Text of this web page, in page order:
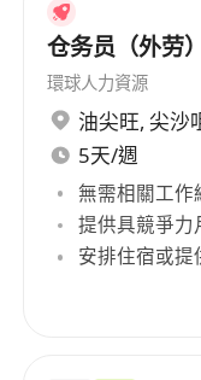
仓务员（外劳）
環球人力資源
油尖旺, 尖沙
5天/週
無需相關工作
提供具競爭力
安排住宿或提